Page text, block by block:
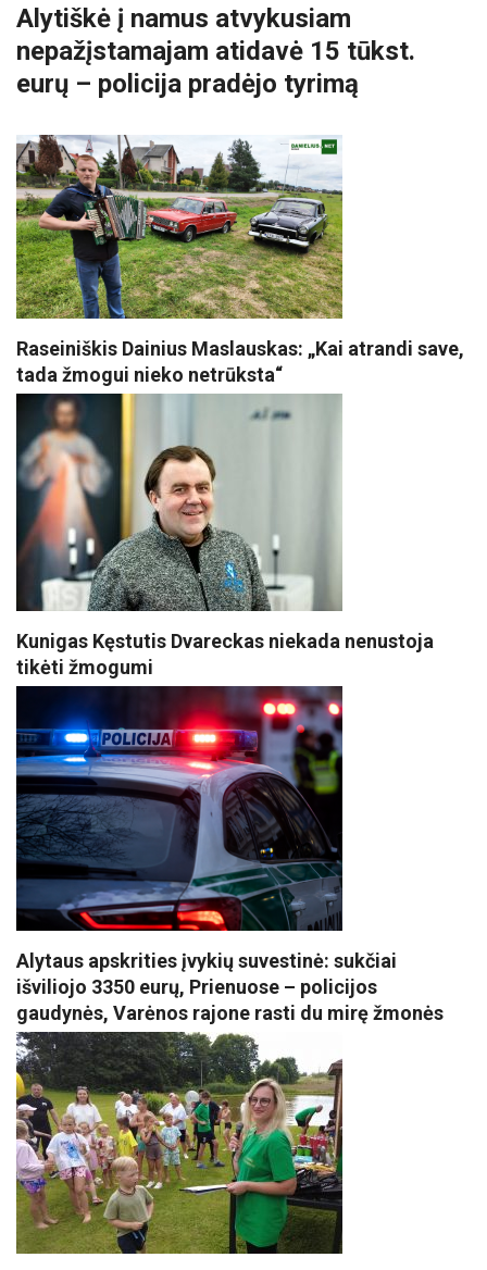
Alytiškė į namus atvykusiam
nepažįstamajam atidavė 15 tūkst.
eurų – policija pradėjo tyrimą
Raseiniškis Dainius Maslauskas: „Kai atrandi save,
tada žmogui nieko netrūksta“
Kunigas Kęstutis Dvareckas niekada nenustoja
tikėti žmogumi
Alytaus apskrities įvykių suvestinė: sukčiai
išviliojo 3350 eurų, Prienuose – policijos
gaudynės, Varėnos rajone rasti du mirę žmonės